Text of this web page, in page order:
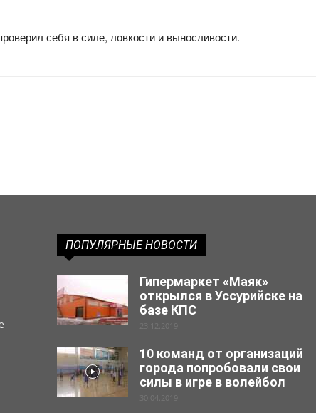
себя в силе, ловкости и выносливости.
ПОПУЛЯРНЫЕ НОВОСТИ
Гипермаркет «Маяк»
открылся в Уссурийске на
базе КПС
23.12.2019
10 команд от организаций
города попробовали свои
силы в игре в волейбол
30.04.2019